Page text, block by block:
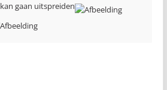
gaan uitspreiden